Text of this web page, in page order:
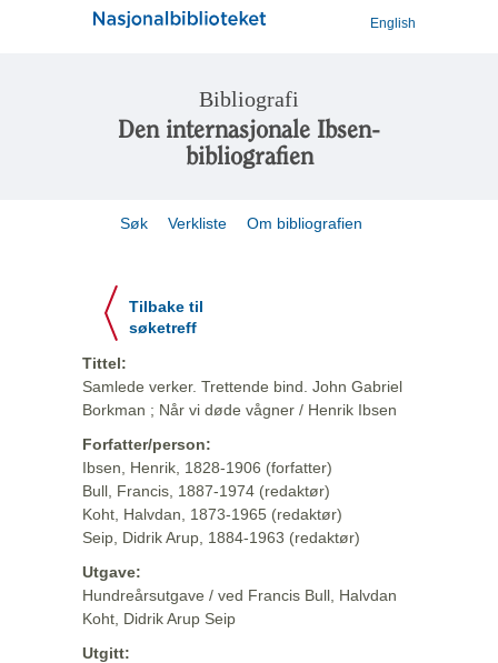
English
Bibliografi
Den internasjonale Ibsen-
bibliografien
Søk Verkliste Om bibliografien
Tilbake til
søketreff
Tittel:
Samlede verker. Trettende bind. John Gabriel
Borkman ; Når vi døde vågner / Henrik Ibsen
Forfatter/person:
Ibsen, Henrik, 1828-1906 (forfatter)
Bull, Francis, 1887-1974 (redaktør)
Koht, Halvdan, 1873-1965 (redaktør)
Seip, Didrik Arup, 1884-1963 (redaktør)
Utgave:
Hundreårsutgave / ved Francis Bull, Halvdan
Koht, Didrik Arup Seip
Utgitt: